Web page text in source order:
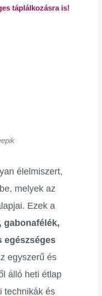
táplálkozásra is!
élelmiszert,
melyek az
Ezek a
gabonafélék,
egészséges
egyszerű és
álló heti étlap
technikák és